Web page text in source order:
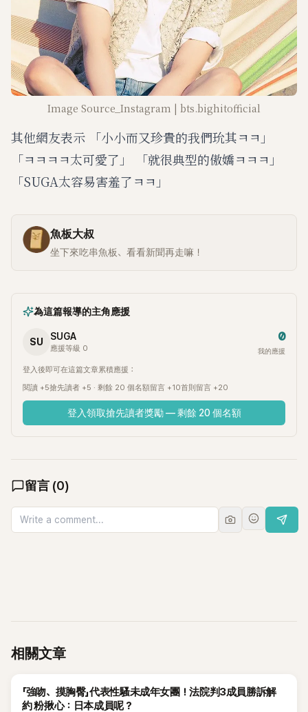
Image Source_Instagram | bts.bighitofficial
其他網友表示 「小小而又珍貴的我們玧其ㅋㅋ」
「ㅋㅋㅋㅋ太可愛了」 「就很典型的傲嬌ㅋㅋㅋ」
「SUGA太容易害羞了ㅋㅋ」
魚板大叔
坐下來吃串魚板、看看新聞再走嘛！
為這篇報導的主角應援
SU SUGA
應援等級 0
0
我的應援
登入後即可在這篇文章累積應援：
閱讀 +5搶先讀者 +5 · 剩餘 20 個名額留言 +10首則留言 +20
登入領取搶先讀者獎勵 — 剩餘 20 個名額
留言 (0)
相關文章
K-POP
「強吻、摸胸臀」代表性騷未成年女團！法院判3成員勝訴解
約 粉揪心：日本成員呢？